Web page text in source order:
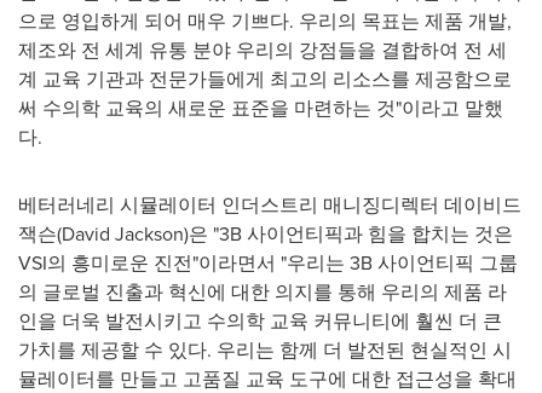
으로 영입하게 되어 매우 기쁘다. 우리의 목표는 제품 개발,
제조와 전 세계 유통 분야 우리의 강점들을 결합하여 전 세
계 교육 기관과 전문가들에게 최고의 리소스를 제공함으로
써 수의학 교육의 새로운 표준을 마련하는 것"이라고 말했
다.
베터러네리 시뮬레이터 인더스트리 매니징디렉터 데이비드
잭슨(David Jackson)은 "3B사이언티픽과 힘을 합치는 것은
VSI의 흥미로운 진전"이라면서 "우리는 3B사이언티픽 그룹
의 글로벌 진출과 혁신에 대한 의지를 통해 우리의 제품 라
인을 더욱 발전시키고 수의학 교육 커뮤니티에 훨씬 더 큰
가치를 제공할 수 있다. 우리는 함께 더 발전된 현실적인 시
뮬레이터를 만들고 고품질 교육 도구에 대한 접근성을 확대